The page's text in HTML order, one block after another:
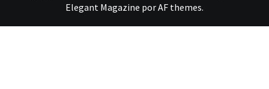
Elegant Magazine porAF themes.